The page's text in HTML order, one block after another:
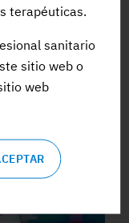
terapéuticas.
sanitario
sitio web o
web